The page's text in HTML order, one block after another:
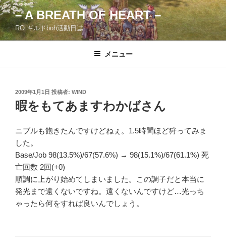
コ
ン
テ
ン
– A BREATH OF HEART –
RO ギルドboh活動日誌
メニュー
投
稿
日:
2009年1月1日 投稿者: WIND
暇をもてあますわかばさん
ニブルも飽きたんですけどねぇ。1.5時間ほど狩ってみま
した。
Base/Job 98(13.5%)/67(57.6%) → 98(15.1%)/67(61.1%) 死
亡回数 2回(+0)
順調に上がり始めてしまいました。この調子だと本当に
発光まで遠くないですね。遠くないんですけど…光っち
ゃったら何をすれば良いんでしょう。